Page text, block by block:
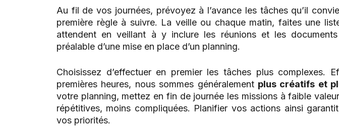
Au fil de vos journées, prévoyez à l’avance les tâches qu’il
première règle à suivre. La veille ou chaque matin, faites une
attendent en veillant à y inclure les réunions et les
préalable d’une mise en place d’un planning.
Choisissez d’effectuer en premier les tâches plus complexes.
premières heures, nous sommes généralement plus créatifs et
votre planning, mettez en fin de journée les missions à faible
répétitives, moins compliquées. Planifier vos actions ainsi
vos priorités.